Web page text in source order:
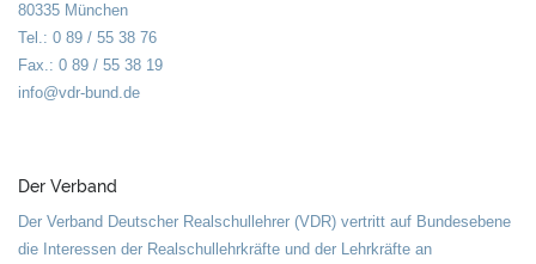
80335 München
Tel.: 0 89 / 55 38 76
Fax.: 0 89 / 55 38 19
info@vdr-bund.de
Der Verband
Der Verband Deutscher Realschullehrer (VDR) vertritt auf Bundesebene
die Interessen der Realschullehrkräfte und der Lehrkräfte an